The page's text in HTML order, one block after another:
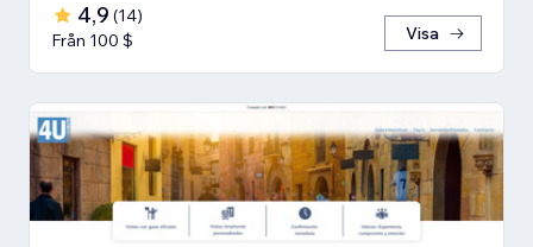
4,9 (14)
Från 100 $
Visa